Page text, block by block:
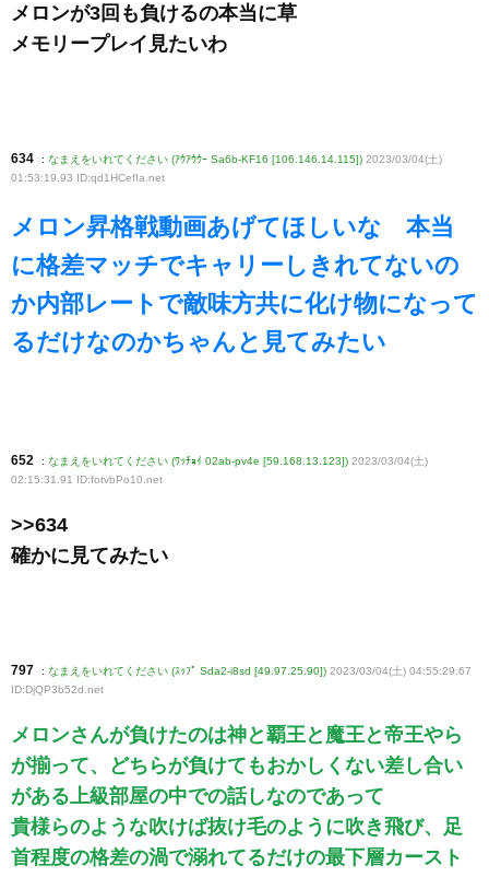
メロンが3回も負けるの本当に草
メモリープレイ見たいわ
634 : なまえをいれてください (ｱｳｱｳｳｰ Sa6b-KF16 [106.146.14.115]) 2023/03/04(土)
01:53:19.93 ID:qd1HCefIa .net
メロン昇格戦動画あげてほしいな 本当
に格差マッチでキャリーしきれてないの
か内部レートで敵味方共に化け物になって
るだけなのかちゃんと見てみたい
652 : なまえをいれてください (ﾜｯﾁｮｲ 02ab-pv4e [59.168.13.123]) 2023/03/04(土)
02:15:31.91 ID:fotvbPo10 .net
>>634
確かに見てみたい
797 : なまえをいれてください (ｽｯﾌﾟ Sda2-i8sd [49.97.25.90]) 2023/03/04(土) 04:55:29.67
ID:DjQP3b52d .net
メロンさんが負けたのは神と覇王と魔王と帝王やら
が揃って、どちらが負けてもおかしくない差し合い
がある上級部屋の中での話しなのであって
貴様らのような吹けば抜け毛のように吹き飛び、足
首程度の格差の渦で溺れてるだけの最下層カースト